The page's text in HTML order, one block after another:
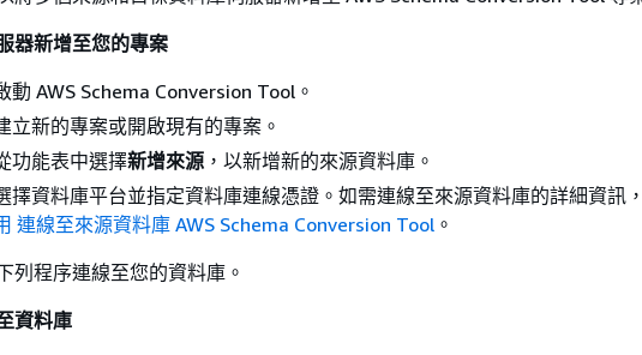
器新增至您的專案
動 AWS Schema Conversion Tool。
立新的專案或開啟現有的專案。
功能表中選擇新增來源 ，以新增新的來源資料庫。
擇資料庫平台並指定資料庫連線憑證。如需連線至來源資料庫的詳細資訊
連線至來源資料庫 AWS Schema Conversion Tool 。
列程序連線至您的資料庫。
資料庫